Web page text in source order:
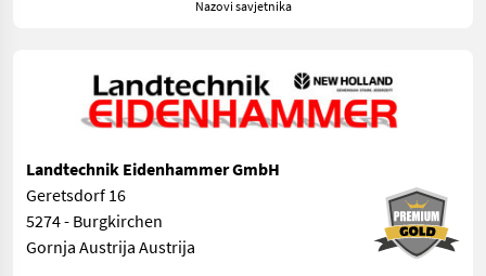
Nazovi savjetnika
Landtechnik Eidenhammer GmbH
Geretsdorf 16
5274 - Burgkirchen
Gornja Austrija Austrija